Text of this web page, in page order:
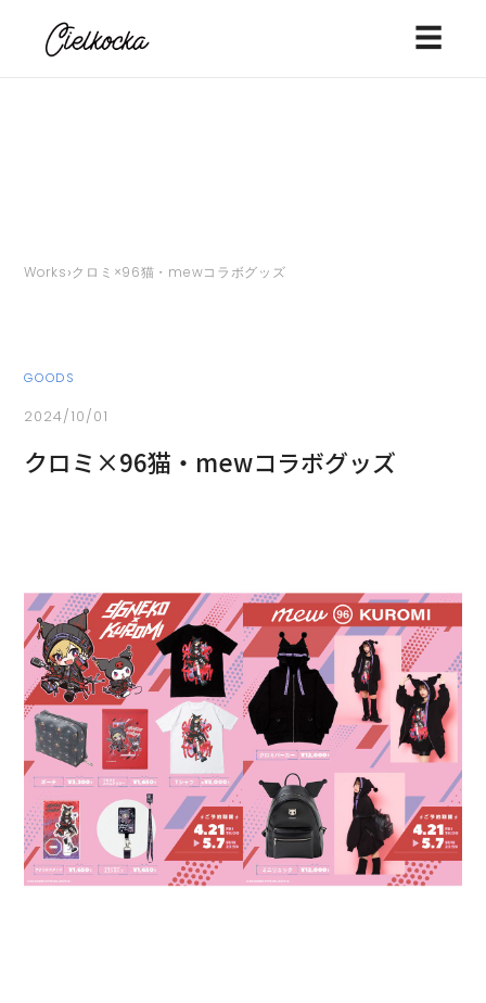
☰
Works›クロミ×96猫・mewコラボグッズ
GOODS
2024/10/01
クロミ×96猫・mewコラボグッズ